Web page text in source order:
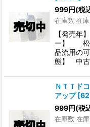
999円(税
在庫数 在
【発売
ー】 松
品流用の
態】 中古
ＮＴＴド
アップ [
999円(税
在庫数 在